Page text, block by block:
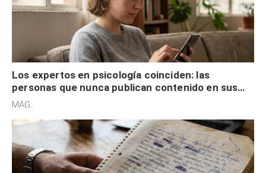
Los expertos en psicología coinciden: las
personas que nunca publican contenido en sus
redes sociales no pretenden buscar validación
MAG.